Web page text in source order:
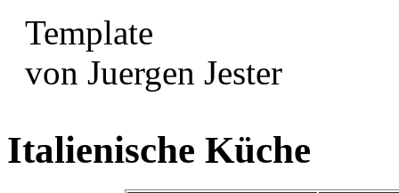
Template
von Juergen Jester
Italienische Küche